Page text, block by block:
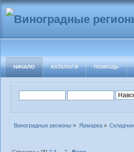
НАЧАЛО КАТАЛОГИ ПОМОЩЬ
Виноградные регионы » Ярмарка»